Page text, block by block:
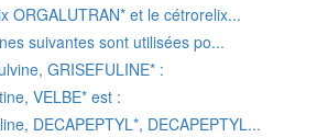
ORGALUTRAN* et le cétrorelix...
suivantes sont utilisées po...
GRISEFULINE* :
VELBE* est :
DECAPEPTYL*, DECAPEPTYL...